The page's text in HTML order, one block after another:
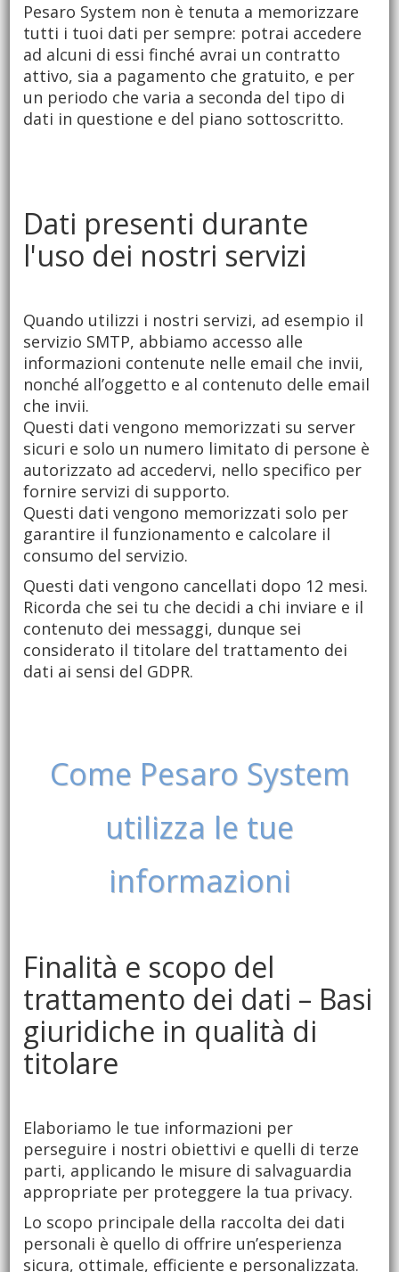
Pesaro System non è tenuta a memorizzare
tutti i tuoi dati per sempre: potrai accedere
ad alcuni di essi finché avrai un contratto
attivo, sia a pagamento che gratuito, e per
un periodo che varia a seconda del tipo di
dati in questione e del piano sottoscritto.
Dati presenti durante
l'uso dei nostri servizi
Quando utilizzi i nostri servizi, ad esempio il
servizio SMTP, abbiamo accesso alle
informazioni contenute nelle email che invii,
nonché all’oggetto e al contenuto delle email
che invii.
Questi dati vengono memorizzati su server
sicuri e solo un numero limitato di persone è
autorizzato ad accedervi, nello specifico per
fornire servizi di supporto.
Questi dati vengono memorizzati solo per
garantire il funzionamento e calcolare il
consumo del servizio.
Questi dati vengono cancellati dopo 12 mesi.
Ricorda che sei tu che decidi a chi inviare e il
contenuto dei messaggi, dunque sei
considerato il titolare del trattamento dei
dati ai sensi del GDPR.
Come Pesaro System
utilizza le tue
informazioni
Finalità e scopo del
trattamento dei dati – Basi
giuridiche in qualità di
titolare
Elaboriamo le tue informazioni per
perseguire i nostri obiettivi e quelli di terze
parti, applicando le misure di salvaguardia
appropriate per proteggere la tua privacy.
Lo scopo principale della raccolta dei dati
personali è quello di offrire un’esperienza
sicura, ottimale, efficiente e personalizzata.